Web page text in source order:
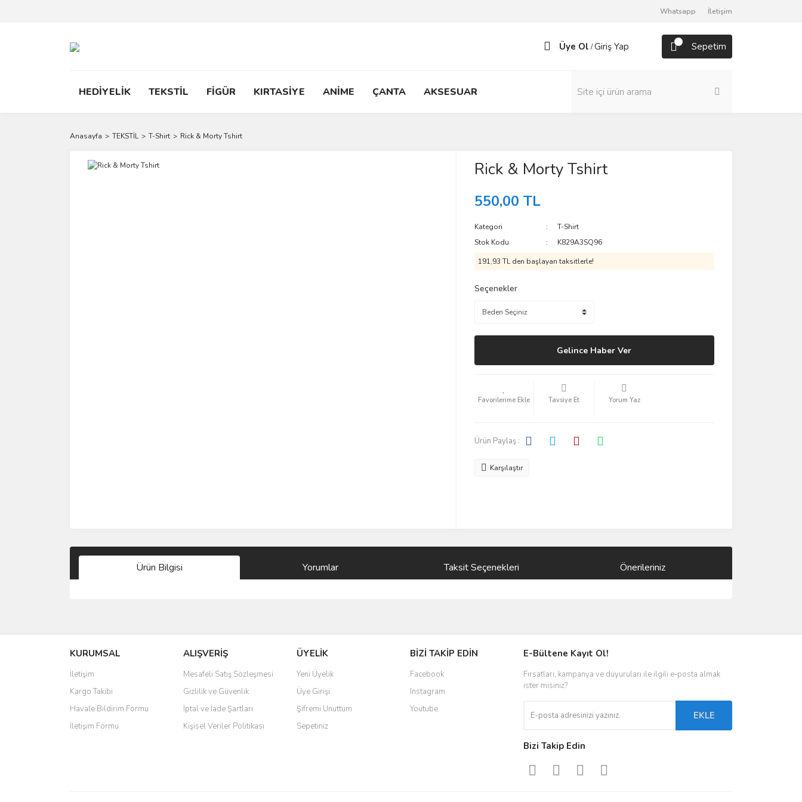
Whatsapp İletişim
Üye Ol /Giriş Yap Sepetim
HEDİYELİK TEKSTİL FİGÜR KIRTASİYE ANİME ÇANTA AKSESUAR
Anasayfa TEKSTİL T-Shirt Rick & Morty Tshirt
Rick & Morty Tshirt
550,00 TL
Kategori
T-Shirt
Stok Kodu
K829A3SQ96
191,93 TL den başlayan taksitlerle!
Seçenekler
Gelince Haber Ver
Tavsiye Et Yorum Yaz
Ürün Paylaş :
Karşılaştır
Ürün Bilgisi Yorumlar Taksit Seçenekleri Önerileriniz
Ürün resmi kalitesiz, bozuk veya görüntülenemiyor.
Ürün açıklamasında eksik bilgiler bulunuyor.
Ürün bilgilerinde hatalar bulunuyor.
Ürün fiyatı diğer sitelerden daha pahalı.
Bu ürüne benzer farklı alternatifler olmalı.
KURUMSAL
İletişim
Kargo Takibi
Havale Bildirim Formu
İletişim Formu
ALIŞVERİŞ
Mesafeli Satış Sözleşmesi
Gizlilik ve Güvenlik
İptal ve İade Şartları
Kişisel Veriler Politikası
ÜYELİK
Yeni Üyelik
Üye Girişi
Şifremi Unuttum
Sepetiniz
BİZİ TAKİP EDİN
Facebook
Instagram
Youtube
E-Bültene Kayıt Ol!
Fırsatları, kampanya ve duyuruları ile ilgili e-posta almak
ister misiniz?
EKLE
Bizi Takip Edin